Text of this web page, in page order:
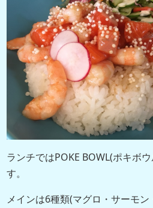
ランチではPOKE BOWL(ポキボ
す。
メインは6種類(マグロ・サーモ